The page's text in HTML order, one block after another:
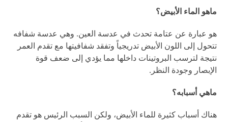
ماهو الماء الأبيض؟
هو عبارة عن عتامة تحدث في عدسة العين. وهي عدسة شفافه
تتحول إلى اللون الأبيض تدريجياً وتفقد شفافيتها مع تقدم العمر
نتيجة لترسب البروتينات داخلها مما يؤدي إلى ضعف قوة
الإبصار وجودة النظر.
ماهي أسبابه؟
هناك أسباب كثيرة للماء الأبيض، ولكن السبب الرئيس هو تقدم